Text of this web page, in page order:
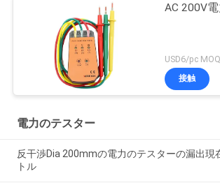
AC 200V
USD6/pc
接触
電力のテスター
反干渉Dia 200mmの電力のテスターの漏出現
トル